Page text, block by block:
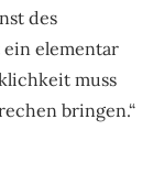
des
ein elementar
muss
bringen.“